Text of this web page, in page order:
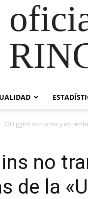
O’Higgins no transa y no
no
de la